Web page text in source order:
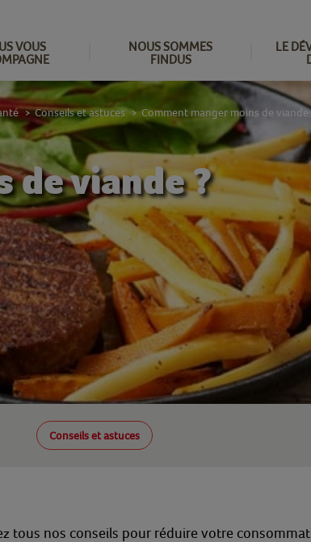
VOUS
NOUS SOMMES
FINDUS
LE
de viande ?
Conseils et astuces
> Conseils et astuces > Comment manger moins de viande
tous nos conseils pour réduire votre